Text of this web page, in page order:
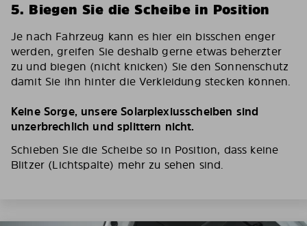
5. Biegen Sie die Scheibe in Position
Je nach Fahrzeug kann es hier ein bisschen enger
werden, greifen Sie deshalb gerne etwas beherzter
zu und biegen (nicht knicken) Sie den Sonnenschutz
damit Sie ihn hinter die Verkleidung stecken können.
Keine Sorge, unsere Solarplexiusscheiben sind
unzerbrechlich und splittern nicht.
Schieben Sie die Scheibe so in Position, dass keine
Blitzer (Lichtspalte) mehr zu sehen sind.